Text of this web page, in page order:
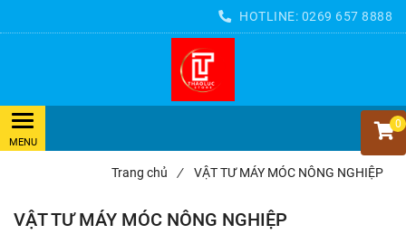
HOTLINE: 0269 657 8888
0
Trang chủ / VẬT TƯ MÁY MÓC NÔNG NGHIỆP
VẬT TƯ MÁY MÓC NÔNG NGHIỆP